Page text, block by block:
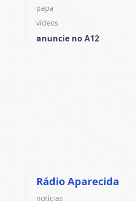
papa
vídeos
anuncie no A12
Rádio Aparecida
notícias